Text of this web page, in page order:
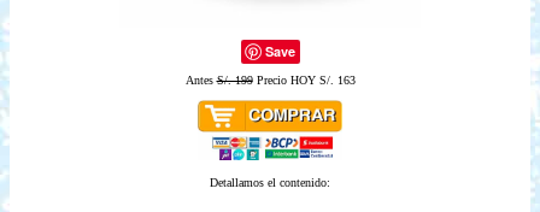
Save
AntesS/. 199Precio HOY S/. 163
Detallamos el contenido: